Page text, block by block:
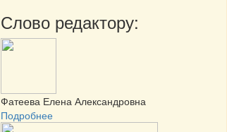
Слово редактору:
Фатеева Елена Александровна
Подробнее